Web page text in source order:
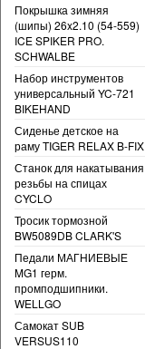
Покрышка зимняя
(шипы) 26x2.10 (54-559)
ICE SPIKER PRO.
SCHWALBE
Набор инструментов
универсальный YC-721
BIKEHAND
Сиденье детское на
раму TIGER RELAX B-FIX
Станок для накатывания
резьбы на спицах
CYCLO
Тросик тормозной
BW5089DB CLARK'S
Педали МАГНИЕВЫЕ
MG1 герм.
промподшипники.
WELLGO
Самокат SUB
VERSUS110